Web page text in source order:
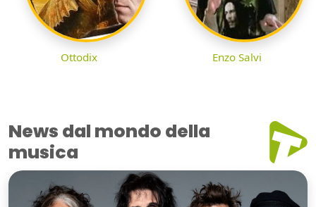
Ottodix Enzo Salvi
News dal mondo della
musica